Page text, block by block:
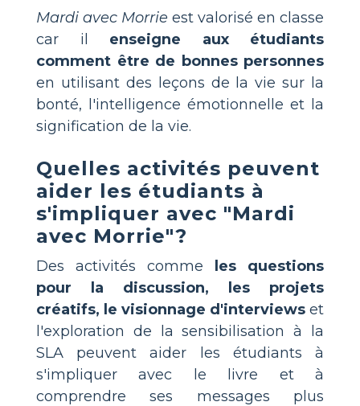
Mardi avec Morrie est valorisé en classe
car il enseigne aux étudiants
comment être de bonnes personnes
en utilisant des leçons de la vie sur la
bonté, l'intelligence émotionnelle et la
signification de la vie.
Quelles activités peuvent
aider les étudiants à
s'impliquer avec "Mardi
avec Morrie"?
Des activités comme
les questions
pour la discussion, les projets
créatifs, le visionnage d'interviews et
l'exploration de la sensibilisation à la
SLA peuvent aider les étudiants à
s'impliquer avec le livre et à
comprendre ses messages plus